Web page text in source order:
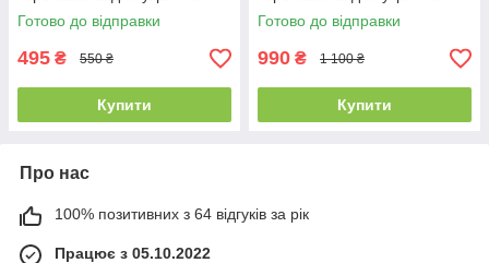
полуниці, огірків, кабачків,
моркви, редиса
Готово до відправки
495 ₴ 550 ₴
Купити
полуниці, огірків, кабачків,
моркви, редиса
Готово до відправки
990 ₴ 1 100 ₴
Купити
Про нас
100% позитивних з 64 відгуків за рік
Працює з 05.10.2022